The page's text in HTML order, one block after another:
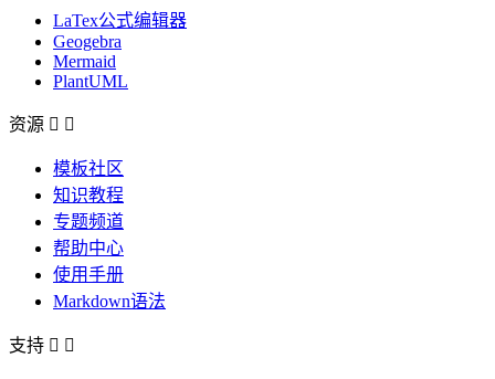
LaTex公式编辑器
Geogebra
Mermaid
PlantUML
资源  
模板社区
知识教程
专题频道
帮助中心
使用手册
Markdown语法
支持  